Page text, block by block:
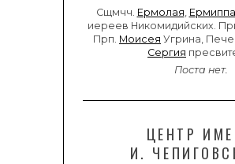
Сщмчч. Ермолая, Ермиппа
иереев Никомидийских.
Прп. Моисея Угрина,
Сергия
Поста нет.
ЦЕНТР
И.